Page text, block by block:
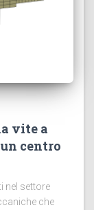
vite a
centro
nel settore
che